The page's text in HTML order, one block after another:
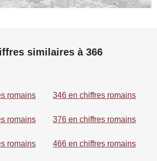
similaires à 366
romains 346 en chiffres romains
romains 376 en chiffres romains
romains 466 en chiffres romains